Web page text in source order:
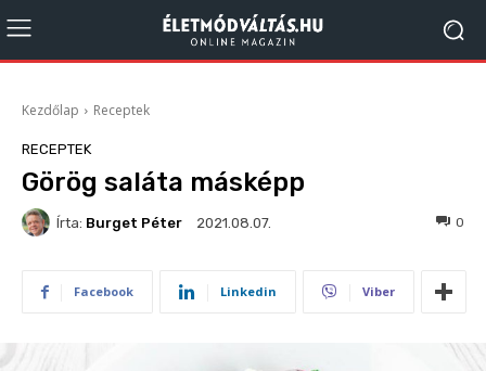
Kezdőlap Receptek
RECEPTEK
Görög saláta másképp
Írta: Burget Péter 2021.08.07. 0
Facebook Linkedin Viber